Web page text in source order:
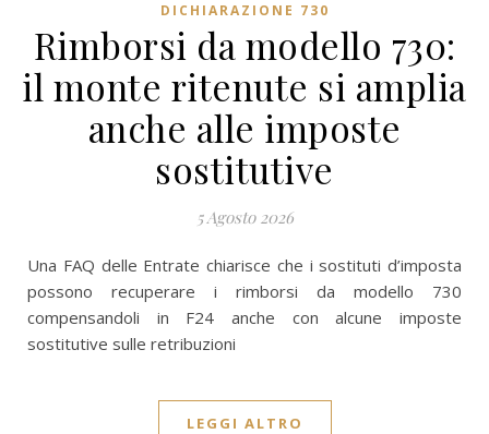
DICHIARAZIONE 730
Rimborsi da modello 730:
il monte ritenute si amplia
anche alle imposte
sostitutive
5 Agosto 2026
Una FAQ delle Entrate chiarisce che i sostituti d’imposta
possono recuperare i rimborsi da modello 730
compensandoli in F24 anche con alcune imposte
sostitutive sulle retribuzioni
LEGGI ALTRO